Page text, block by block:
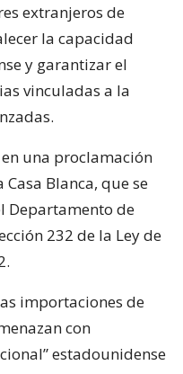
extranjeros de
la capacidad
y garantizar el
vinculadas a la
una proclamación
Blanca, que se
Departamento de
232 de la Ley de
importaciones de
con
estadounidense